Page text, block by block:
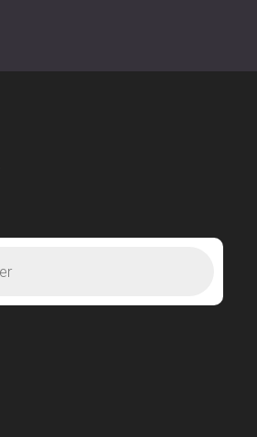
S’ouvre
nouvel